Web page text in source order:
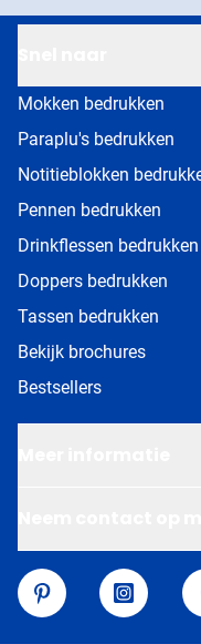
Mokken bedrukken
Paraplu's bedrukken
Notitieblokken
Pennen bedrukken
Drinkflessen bedrukken
Doppers bedrukken
Tassen bedrukken
Bekijk brochures
Bestsellers
Van Helden
Pinterest
Instagram